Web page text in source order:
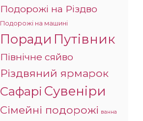
Подорожі на Різдво
Подорожі на машині
Поради Путівник
Північне сяйво
Різдвяний ярмарок
Сафарі Сувеніри
Сімейні подорожі ванна